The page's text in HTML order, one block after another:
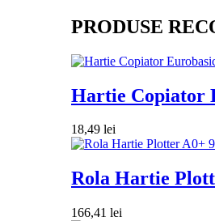
PRODUSE
Hartie Copiator
18,49 lei
Rola Hartie
166,41 lei